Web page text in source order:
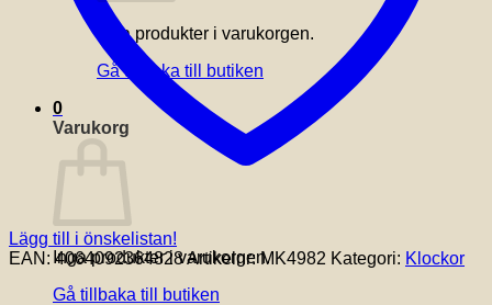
Inga produkter i varukorgen.
Gå tillbaka till butiken
0
Varukorg
Inga produkter i varukorgen.
Gå tillbaka till butiken
Lägg till i önskelistan!
EAN: 4064092364828Artikelnr:MK4982 Kategori: Klockor